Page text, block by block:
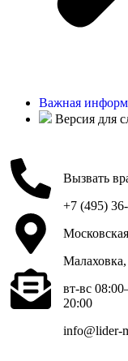
Важная
Версия для
Вызвать
+7 (495)
вт-вс
20:00
info@lider-